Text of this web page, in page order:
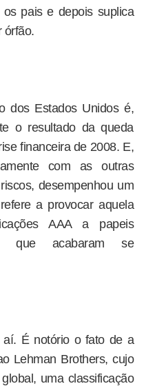
pais e depois suplica
órfão.
dos Estados Unidos é,
o resultado da queda
financeira de 2008. E,
com as outras
desempenhou um
a provocar aquela
AAA a papeis
que acabaram se
É notório o fato de a
Lehman Brothers, cujo
uma classificação